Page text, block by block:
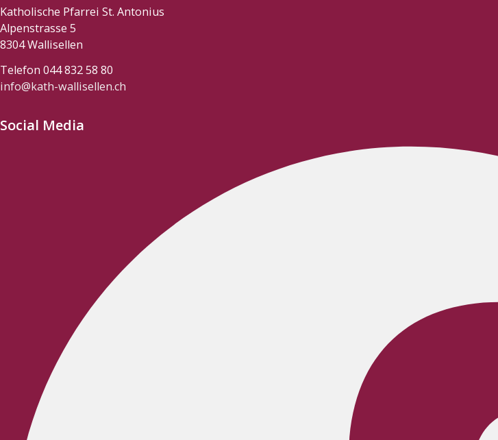
Katholische Pfarrei St. Antonius
Alpenstrasse 5
8304 Wallisellen
Telefon 044 832 58 80
info@kath-wallisellen.ch
Social Media